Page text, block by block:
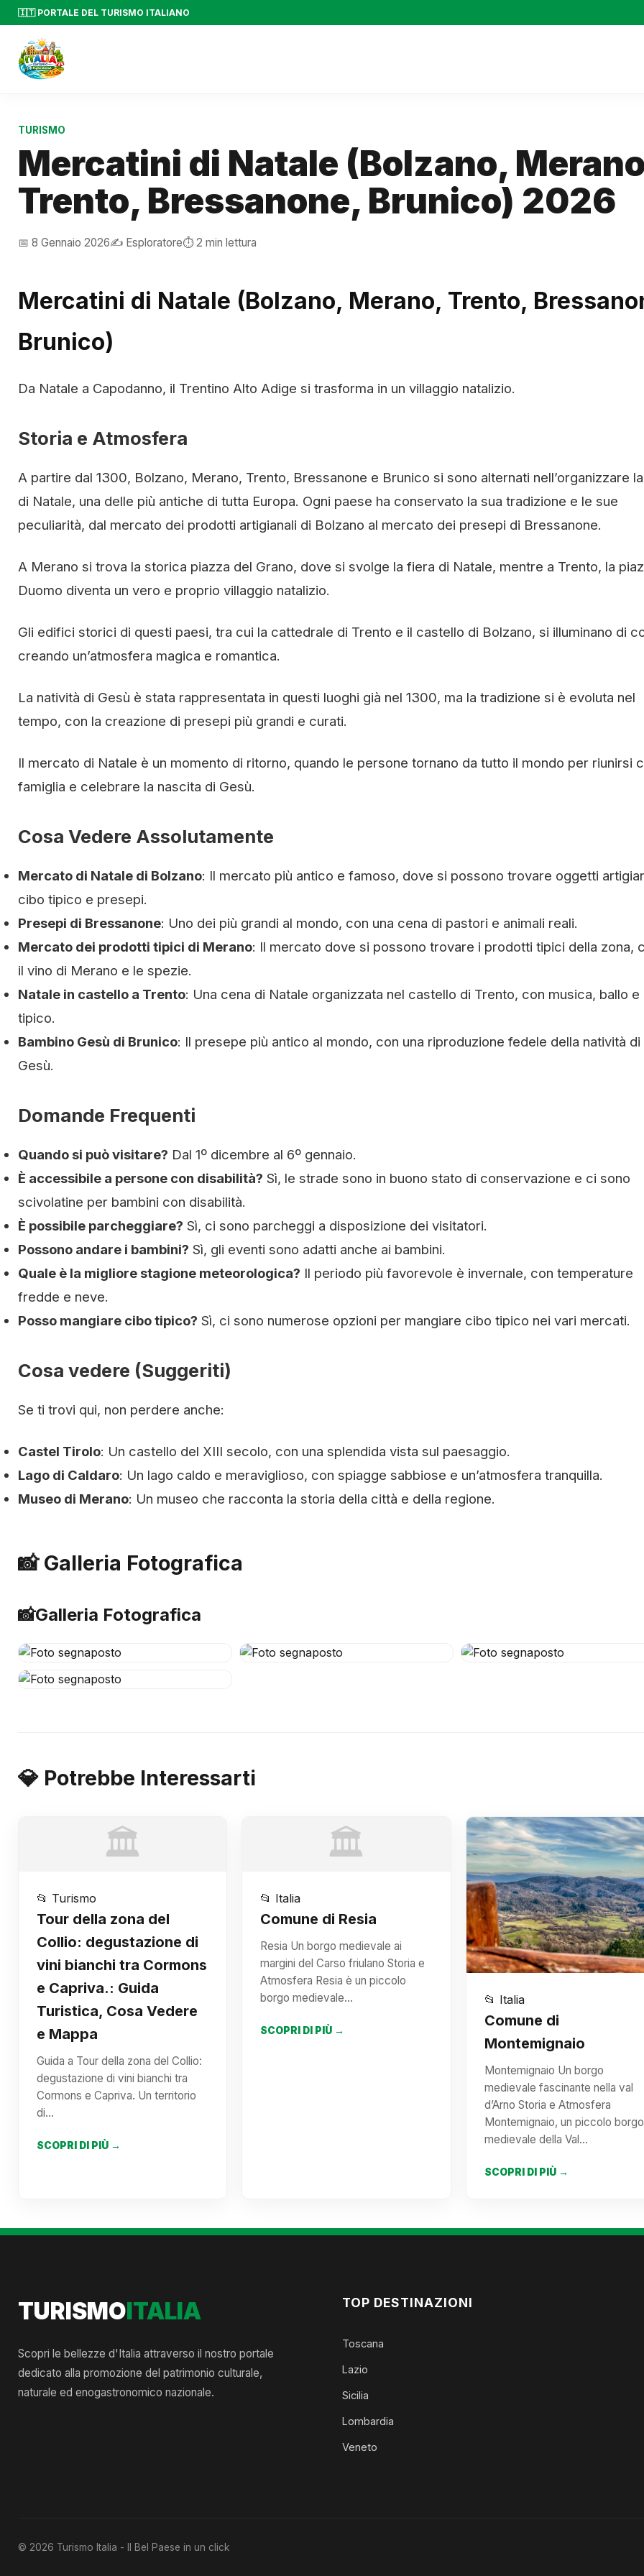
🇮🇹 PORTALE DEL TURISMO ITALIANO
TURISMO
Mercatini di Natale (Bolzano,
Trento, Bressanone, Brunico) 2026
📅 8 Gennaio 2026✍️ Esploratore⏱️ 2 min lettura
Mercatini di Natale (Bolzano, Merano, Trento,
Brunico)
Da Natale a Capodanno, il Trentino Alto Adige si trasforma in un villaggio natalizio.
Storia e Atmosfera
A partire dal 1300, Bolzano, Merano, Trento, Bressanone e Brunico si sono alternati nell’organizzare
di Natale, una delle più antiche di tutta Europa. Ogni paese ha conservato la sua tradizione e le sue
peculiarità, dal mercato dei prodotti artigianali di Bolzano al mercato dei presepi di Bressanone.
A Merano si trova la storica piazza del Grano, dove si svolge la fiera di Natale, mentre a Trento, la
Duomo diventa un vero e proprio villaggio natalizio.
Gli edifici storici di questi paesi, tra cui la cattedrale di Trento e il castello di Bolzano, si illuminano di
creando un’atmosfera magica e romantica.
La natività di Gesù è stata rappresentata in questi luoghi già nel 1300, ma la tradizione si è evoluta nel
tempo, con la creazione di presepi più grandi e curati.
Il mercato di Natale è un momento di ritorno, quando le persone tornano da tutto il mondo per riunirsi
famiglia e celebrare la nascita di Gesù.
Cosa Vedere Assolutamente
Mercato di Natale di Bolzano: Il mercato più antico e famoso, dove si possono trovare oggetti
cibo tipico e presepi.
Presepi di Bressanone: Uno dei più grandi al mondo, con una cena di pastori e animali reali.
Mercato dei prodotti tipici di Merano: Il mercato dove si possono trovare i prodotti tipici della zona,
il vino di Merano e le spezie.
Natale in castello a Trento: Una cena di Natale organizzata nel castello di Trento, con musica, ballo
tipico.
Bambino Gesù di Brunico: Il presepe più antico al mondo, con una riproduzione fedele della natività di
Gesù.
Domande Frequenti
Quando si può visitare? Dal 1º dicembre al 6º gennaio.
È accessibile a persone con disabilità? Sì, le strade sono in buono stato di conservazione e ci sono
scivolatine per bambini con disabilità.
È possibile parcheggiare? Sì, ci sono parcheggi a disposizione dei visitatori.
Possono andare i bambini? Sì, gli eventi sono adatti anche ai bambini.
Quale è la migliore stagione meteorologica? Il periodo più favorevole è invernale, con temperature
fredde e neve.
Posso mangiare cibo tipico? Sì, ci sono numerose opzioni per mangiare cibo tipico nei vari mercati.
Cosa vedere (Suggeriti)
Se ti trovi qui, non perdere anche:
Castel Tirolo: Un castello del XIII secolo, con una splendida vista sul paesaggio.
Lago di Caldaro: Un lago caldo e meraviglioso, con spiagge sabbiose e un’atmosfera tranquilla.
Museo di Merano: Un museo che racconta la storia della città e della regione.
📸 Galleria Fotografica
📸Galleria Fotografica
💎 Potrebbe Interessarti
🏛️
📂 Turismo
Tour della zona del
Collio: degustazione di
vini bianchi tra Cormons
e Capriva.: Guida
Turistica, Cosa Vedere
e Mappa
Guida a Tour della zona del Collio:
degustazione di vini bianchi tra
Cormons e Capriva. Un territorio
di…
SCOPRI DI PIÙ →
🏛️
📂 Italia
Comune di Resia
Resia Un borgo medievale ai
margini del Carso friulano Storia e
Atmosfera Resia è un piccolo
borgo medievale…
SCOPRI DI PIÙ →
📂 Italia
Comune di
Montemignaio
Montemignaio Un borgo
medievale fascinante nella val
d’Arno Storia e Atmosfera
Montemignaio, un piccolo borgo
medievale della Val…
SCOPRI DI PIÙ →
TURISMOITALIA
Scopri le bellezze d'Italia attraverso il nostro portale
dedicato alla promozione del patrimonio culturale,
naturale ed enogastronomico nazionale.
TOP DESTINAZIONI
Toscana
Lazio
Sicilia
Lombardia
Veneto
© 2026 Turismo Italia - Il Bel Paese in un click